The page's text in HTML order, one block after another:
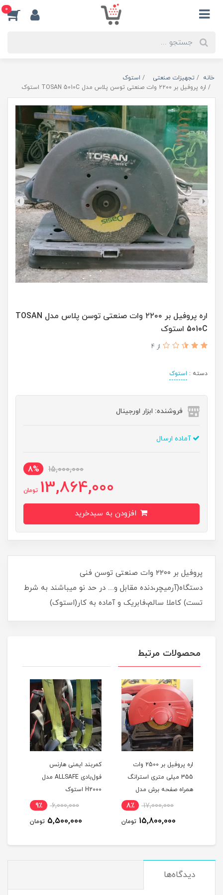
0
خانه تجهیزات صنعتی
استوک
اره پروفیل بر ۲۲۰۰ وات صنعتی توسن پلاس مدل TOSAN 5010C استوک
اره پروفیل بر ۲۲۰۰ وات صنعتی توسن پلاس مدل TOSAN
5010C استوک
از 4
دسته : استوک
فروشنده: ابزار اورجینال
آماده ارسال
15,000,000
8%
13,864,000 تومان
پروفیل بر ۲۲۰۰ وات صنعتی توسن فنی
دستگاه(آرمیچر،دنده مقابل و.... در حد نو میباشند به شرط
تست) کاملا سالم،فابریک و آماده به کار(استوک)
محصولات مرتبط
اره پروفیل بر 2500 وات
355 میلی متری استرانگ
همراه صفحه برش مدل
STRONG STG2500 در حد 17,000,000 8٪
15,800,000 تومان
کمربند ایمنی هارنس
فول‌بادی ALLSAFE مدل
H2000 استوک
6,000,000 9٪
5,500,000 تومان
دیدگاه‌ها